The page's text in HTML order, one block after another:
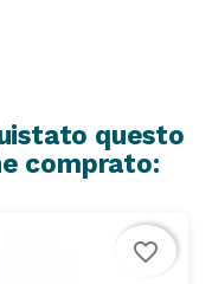
questo
comprato:
favorite_border